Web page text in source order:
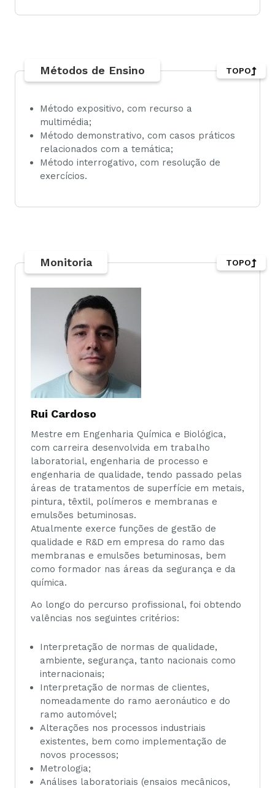
Métodos de Ensino
Método expositivo, com recurso a
multimédia;
Método demonstrativo, com casos práticos
relacionados com a temática;
Método interrogativo, com resolução de
exercícios.
TOPO
Monitoria
Rui Cardoso
Mestre em Engenharia Química e Biológica,
com carreira desenvolvida em trabalho
laboratorial, engenharia de processo e
engenharia de qualidade, tendo passado pelas
áreas de tratamentos de superfície em metais,
pintura, têxtil, polímeros e membranas e
emulsões betuminosas.
Atualmente exerce funções de gestão de
qualidade e R&D em empresa do ramo das
membranas e emulsões betuminosas, bem
como formador nas áreas da segurança e da
química.
Ao longo do percurso profissional, foi obtendo
valências nos seguintes critérios:
Interpretação de normas de qualidade,
ambiente, segurança, tanto nacionais como
internacionais;
Interpretação de normas de clientes,
nomeadamente do ramo aeronáutico e do
ramo automóvel;
Alterações nos processos industriais
existentes, bem como implementação de
novos processos;
Metrologia;
Análises laboratoriais (ensaios mecânicos,
TOPO